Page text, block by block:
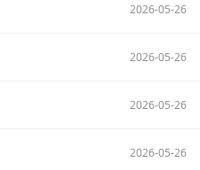
2026-05-26
2026-05-26
2026-05-26
2026-05-26